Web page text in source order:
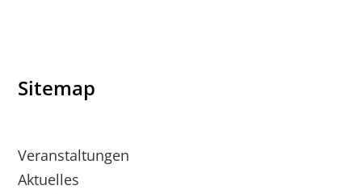
Sitemap
Veranstaltungen
Aktuelles